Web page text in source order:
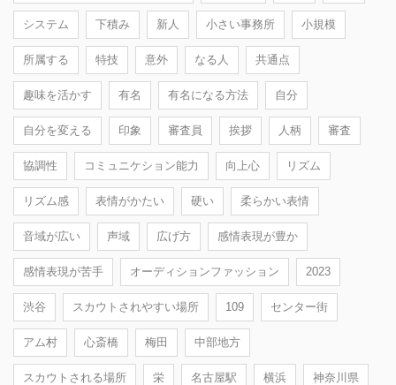
システム 下積み 新人 小さい事務所 小規模
所属する 特技 意外 なる人 共通点
趣味を活かす 有名 有名になる方法 自分
自分を変える 印象 審査員 挨拶 人柄 審査
協調性 コミュニケション能力 向上心 リズム
リズム感 表情がかたい 硬い 柔らかい表情
音域が広い 声域 広げ方 感情表現が豊か
感情表現が苦手 オーディションファッション 2023
渋谷 スカウトされやすい場所 109 センター街
アム村 心斎橋 梅田 中部地方
スカウトされる場所 栄 名古屋駅 横浜 神奈川県